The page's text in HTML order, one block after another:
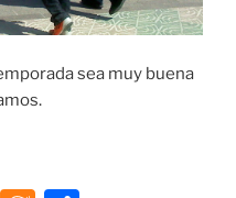
sea muy buena